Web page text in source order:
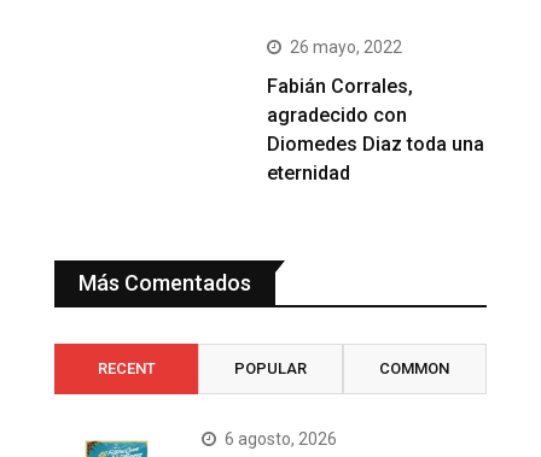
26 mayo, 2022
Fabián Corrales,
agradecido con
Diomedes Diaz toda una
eternidad
Más Comentados
RECENT POPULAR COMMON
6 agosto, 2026